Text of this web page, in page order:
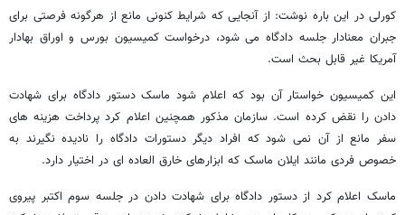
کورلی در این باره نوشت: از آنجایی که شرایط کنونی مانع از هرگونه فرصتی برای
جبران معنادار جلسه دادگاه می شود، درخواست کمیسیون بورس و اوراق بهادار
آمریکا غیر قابل بحث است.
این کمیسیون خواستار آن بود که اعلام شود ماسک دستور دادگاه برای شهادت
دادن را نقض کرده است. سازمان مذکور همچنین اعلام کرد پرداخت هزینه های
سفر مانع از آن نمی شود که افراد دیگر دستورات دادگاه را نادیده نگیرند به
خصوص فردی مانند ایلان ماسک که ابزارهای خارق العاده ای در اختیار دارد.
ماسک اعلام کرد از دستور دادگاه برای شهادت دادن در جلسه سوم اکتبر پیروی